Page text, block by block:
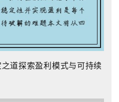
道探索盈利模式与可持续